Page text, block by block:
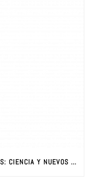
LA REVOLUCIÓN DE LOS NUEVOS MATERIALES: CIENCIA Y NUEVOS MATERIALES